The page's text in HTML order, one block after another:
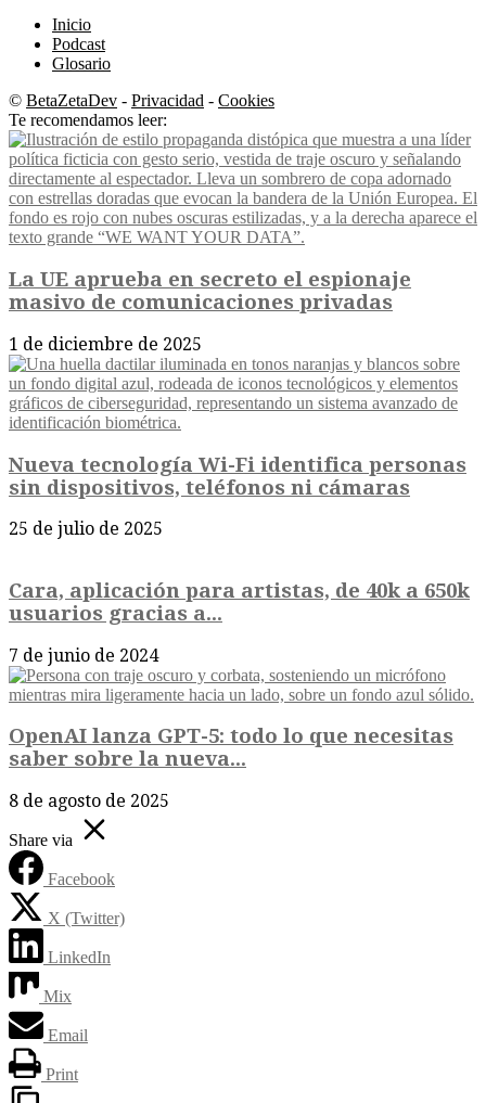
Inicio
Podcast
Glosario
© BetaZetaDev - Privacidad - Cookies
Te recomendamos leer:
La UE aprueba en secreto el espionaje
masivo de comunicaciones privadas
1 de diciembre de 2025
Nueva tecnología Wi-Fi identifica personas
sin dispositivos, teléfonos ni cámaras
25 de julio de 2025
Cara, aplicación para artistas, de 40k a 650k
usuarios gracias a...
7 de junio de 2024
OpenAI lanza GPT-5: todo lo que necesitas
saber sobre la nueva...
8 de agosto de 2025
Share via
Facebook
X (Twitter)
LinkedIn
Mix
Email
Print